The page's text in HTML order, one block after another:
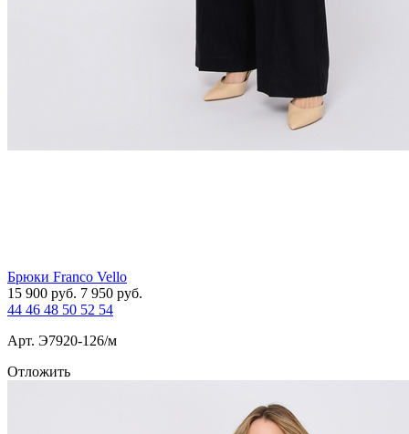
Брюки Franco Vello
15 900 руб. 7 950 руб.
44 46 48 50 52 54
Арт. Э7920-126/м
Отложить